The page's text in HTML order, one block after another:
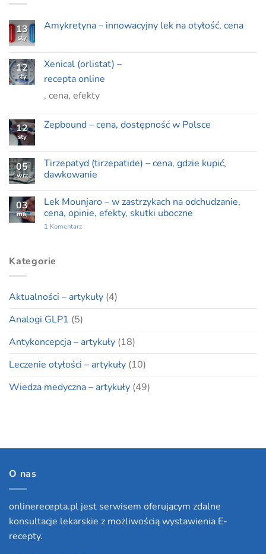
13
sty
Amykretyna – innowacyjny lek na otyłość, cena
12
sty
Xenical (orlistat) –
recepta online
, cena, efekty
12
sty
Zepbound – cena, dostępność w Polsce
05
wrz
Tirzepatyd (tirzepatide) – cena, gdzie kupić,
dawkowanie
03
maj
Lek Mounjaro – w zastrzykach na odchudzanie,
cena, opinie, efekty, skutki uboczne
1 Komentarz
Kategorie
Aktualności – artykuły (4)
Analogi GLP1 (5)
Antykoncepcja – artykuły (18)
Leczenie otyłości – artykuły (10)
Wiedza medyczna – artykuły (49)
O nas
onlinerecepta.pl jest serwisem oferującym zdalne
konsultacje lekarskie z możliwością wystawienia E-
recepty.